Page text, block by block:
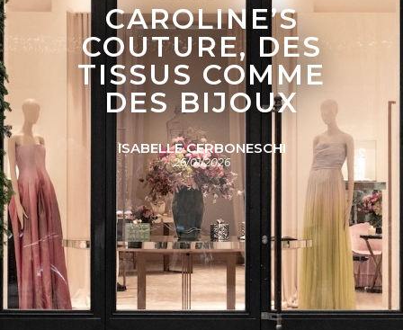
CAROLINE’S
COUTURE, DES
TISSUS COMME
DES BIJOUX
ISABELLE CERBONESCHI
26/01/2026